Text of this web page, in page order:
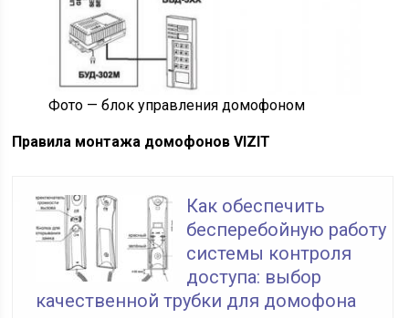
Фото — блок управления домофоном
Правила монтажа домофонов VIZIT
Как обеспечить
бесперебойную работу
системы контроля
доступа: выбор
качественной трубки для домофона